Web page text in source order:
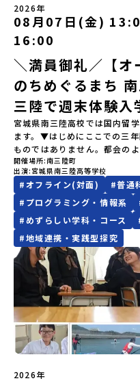
合、以下のルールに沿って対
い。プログラム開催日の前日
絡日：お支払いいただく旅行
の前日：40％・プログラム開
加またはプログラム開始後の
どの状況等によって開催を見
は原則、開催日1週間前までに
に達しなかった場合は、開催
にてご連絡いたします。・よ
についてはこちらをご確認く
ム主催：一般財団法人地域・
ある若者にあふれる持続可能
ンを掲げ、2017年3月に島根
全国約200の高校と連携しな
徒一人ひとりの夢や価値観に
とができるシステム「地域み
や地域活性モデルをつくり続
域・教育魅力化プラットフォ
悠所在地：〒690-0842 島根
BASE2階 その他所在地公
合わせ先担当：小川・小原
地域留学体験」のプログラム
ご登録ください♪地域みらい留
「@miratabi.jp」からのメー
します。※結果に関する個別の
ので、ご了承ください。・お
変更はできません。お申込時
注意ください。・宿泊につい
いただく予定です。・食事ア
レルギー対応希望にはお応え
要な場合は必ず事前にご相談
なくなった場合について参加
い。やむを得ないお取り消し
ださい。・キャンセルポリシ
合、以下のルールに沿って対
い。プログラム開催日の前日
絡日：お支払いいただく旅行
料・20日目-8日目：20％・7
の前日：40％・プログラム開
加またはプログラム開始後の
どの状況等によって開催を見
は原則、開催日1週間前までに
に達しなかった場合は、開催
にてご連絡いたします。・よ
についてはこちらをご確認く
ム主催：一般財団法人地域・
ある若者にあふれる持続可能
ンを掲げ、2017年3月に島根
全国約200の高校と連携しな
とができるシステム「地域み
14:30 解散【対象】中学2年生
らく※1室に複数(同性2～4名
代金】無料※旅行代金に含ま
なります：・宿泊費（2泊分）
験費用・一部の食事代*以下の
合場所までの往復交通費・お
個人的費用【募集人数】最大
上決定）【参加者決定】お申
を目途に当落結果をご連絡い
(月)12：00 から 6月22日(月)
変える！「おためし地域留学
内容を詳しく知りたい方や、
Zoomでのオンライン配信を行
わせて、以下の2つのステップ
オンライン説明会（アーカイ
し地域留学」を知りたい方へ
加できる「おためし地域留学
開催しました。中学生一人で
なる「安全面」や「事務局の
しています。ぜひ、ご自宅か
イブ動画を視聴する]YouTube
https://youtu.be/
【STEP 2】プログラム説明
たい方へ〜全体説明を聞いた
の？」「どんなまちなの？」
す。2泊3日のプログラムの
19：00〜20：00内容：どん
応答紹介地域：鹿児島県出水
県八幡平市/愛媛県鬼北町＊4
ける活動を行っています。今
行う高校生たちと一緒に夕食
っている先輩から直接話を聞
んな他にはないスペシャルな
でアクティビティをしたり、
がら「雄大な自然と生き物」
力に触れ一緒に探求しません
グラム内容（予定）＜１日目
紹介ワーク」「サーモン科学
史や成り立ちを知る「夕食」
目の振り返り会」＜2日目＞（
流釣り体験」 -1万年前の縄
喫（PM）「地引網体験」 -地
園で高校生とあそぶ！かたる
BBQ・花火大会」 -さらにま
「3日間の振り返りワーク」
00 解散 (中標津空港 13：30
空港16：45着)便を利用する
ログラムを変更する場合がご
道標津町【実施日程】8月4
た方には7月10日(金) 18：
イン研修」をご案内する予定
場所・時間】中標津空港 8月4
間】中標津空港 8月6日(木)
年生【宿泊先】民宿 船長の
いただく予定です。【旅行代
ム内のアクティビティ・体験
2026年
08月07日(金)
16:00
＼満員御礼／【オ
のちめぐるまち
三陸で週末体験入
宮城県南三陸高校では国内留
ます。▼はじめにここでの三
ものではありません。都会の
利さではないし、冬の寒さは
ャレンジしようと思えば、壁
正直に言えば、ここは至れり
のなかでも、学びのフィール
が続いています。それでも、
なさ」と向き合った時間が、
はあなたを、一人の新たな町
この町の未来を一緒につくり
待っています。▼週末体験入学
生活の拠点となる南三陸高校
に旭桜寮を見学 ＆ 質問・交
陸を体験・交流会本説明会は
もに、留学生と地元生が説明
方はこんなお話をしてくれま
陸に決めた理由・南三陸高校
と・地元の普通が、外から見
迎え入れる地元生・南三陸で
開催場所 南三陸町
出演 宮城県南三陸高等学校
#オフライン(対面) #普通
# プログラミング・情報系
#めずらしい学科・コース
#地域連携・実践型探究
2026年